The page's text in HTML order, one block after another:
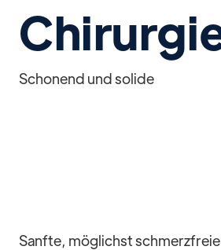
Schonend und solide
Sanfte, möglichst